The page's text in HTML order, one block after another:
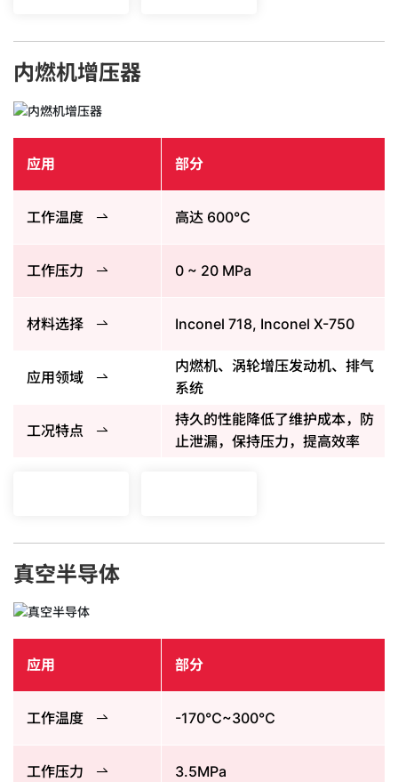
内燃机增压器
应用 部分
工作温度 高达 600°C
工作压力 0 ~ 20 MPa
材料选择 Inconel 718, Inconel X-750
应用领域
内燃机、涡轮增压发动机、排气
系统
工况特点
持久的性能降低了维护成本，防
止泄漏，保持压力，提高效率
真空半导体
应用 部分
工作温度 -170℃~300℃
工作压力 3.5MPa